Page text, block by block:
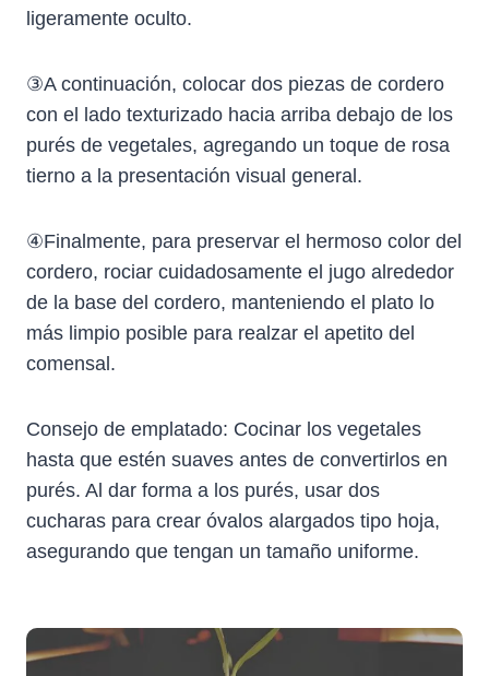
ligeramente oculto.
③A continuación, colocar dos piezas de cordero
con el lado texturizado hacia arriba debajo de los
purés de vegetales, agregando un toque de rosa
tierno a la presentación visual general.
④Finalmente, para preservar el hermoso color del
cordero, rociar cuidadosamente el jugo alrededor
de la base del cordero, manteniendo el plato lo
más limpio posible para realzar el apetito del
comensal.
Consejo de emplatado: Cocinar los vegetales
hasta que estén suaves antes de convertirlos en
purés. Al dar forma a los purés, usar dos
cucharas para crear óvalos alargados tipo hoja,
asegurando que tengan un tamaño uniforme.